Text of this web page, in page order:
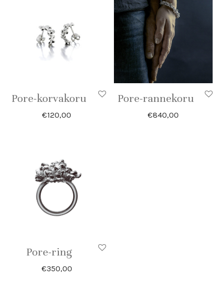
Pore-korvakoru
€120,00
Pore-rannekoru
€840,00
Pore-ring
€350,00